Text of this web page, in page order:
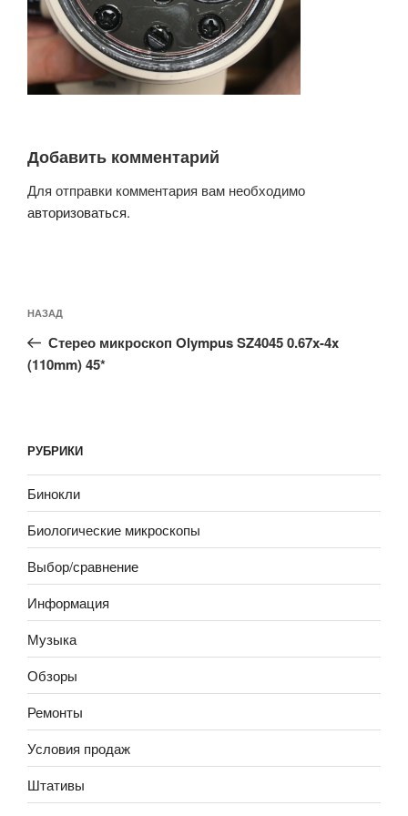
Добавить комментарий
Для отправки комментария вам необходимо
авторизоваться.
по
записям
Предыдущая
запись:
НАЗАД
Стерео микроскоп Olympus SZ4045 0.67x-4x
(110mm) 45*
РУБРИКИ
Бинокли
Биологические микроскопы
Выбор/сравнение
Информация
Музыка
Обзоры
Ремонты
Условия продаж
Штативы